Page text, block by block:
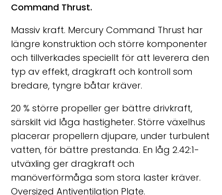
Command Thrust.
Massiv kraft. Mercury Command Thrust har
längre konstruktion och större komponenter
och tillverkades speciellt för att leverera den
typ av effekt, dragkraft och kontroll som
bredare, tyngre båtar kräver.
20 % större propeller ger bättre drivkraft,
särskilt vid låga hastigheter. Större växelhus
placerar propellern djupare, under turbulent
vatten, för bättre prestanda. En låg 2.42:1-
utväxling ger dragkraft och
manöverförmåga som stora laster kräver.
Oversized Antiventilation Plate.